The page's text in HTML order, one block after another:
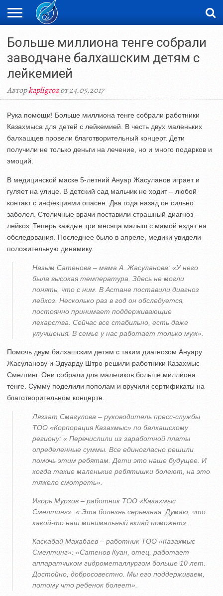
НОВОСТИ
ВИДЕО
ФОТОРЕПОРТАЖИ
ОРКЕН
Больше миллиона тенге собрали
заводчане балхашским детям с
лейкемией
Авторkapligrozот 24.05.2017
Рука помощи! Больше миллиона тенге собрали работники
Казахмыса для детей с лейкемией. В честь двух маленьких
балхашцев провели благотворительный концерт. Дети
получили не только деньги на лечение, но и много подарков и
эмоций.
В медицинской маске 5-летний Ануар Жасуланов играет и
гуляет на улице. В детский сад мальчик не ходит – любой
контакт с инфекциями опасен. Два года назад он сильно
заболел. Столичные врачи поставили страшный диагноз –
лейкоз. Теперь каждые три месяца малыш с мамой ездят на
обследования. Последнее было в апреле, медики увидели
положительную динамику.
Назым Сатенова – мама А. Жасуланова: «У него
была высокая температура. Здесь не могли
понять, что с ним. В Астане поставили диагноз
лейкоз. Несколько раз в год он обследуется,
постоянно принимает поддерживающие
лекарства. Сейчас все стабильно, есть даже
улучшения. В семье у нас работает только муж».
Помочь двум балхашским детям с таким диагнозом Ануару
Жасуланову и Эдуарду Штро решили работники Казахмыс
Смелтинг. Они собрали для мальчиков больше миллиона
тенге. Сумму поделили пополам и вручили сертификаты на
благотворительном концерте.
Ляззат Смагулова – руководитель пресс-службы
ТОО «Корпорация Казахмыс» по балхашскому
региону: « Перечислили из заработной платы
определенные суммы. Все единогласно решили
помочь этим ребятам. Дети это наше будущее. И
когда такие маленькие ребятишки болеют, на это
тяжело смотреть».
Игорь Мурзов – работник ТОО «Казахмыс
Смелтинг»: « Эта болезнь серьезная. Думаю, что
какой-то наш минимальный вклад поможет».
Каскабай Махабаев – работник ТОО «Казахмыс
Смелтинг»: «Сатенов Куан, отец, работает
аппаратчиком гидрометаллургом больше 10 лет.
Достойно, добросовестно. Мы его поддерживаем,
потому что ребенок болеет».